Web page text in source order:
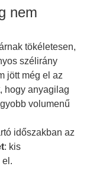
nem
tökéletesen,
szélirány
jött még el az
hogy anyagilag
volumenű
időszakban az
: kis
el.